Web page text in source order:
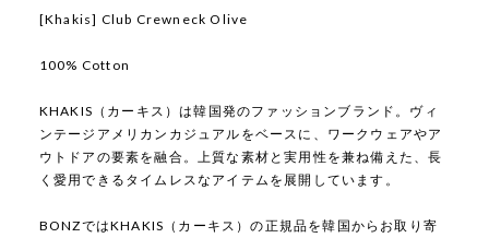
[Khakis] Club Crewneck Olive
100% Cotton
KHAKIS（カーキス）は韓国発のファッションブランド。ヴィ
ンテージアメリカンカジュアルをベースに、ワークウェアやア
ウトドアの要素を融合。上質な素材と実用性を兼ね備えた、長
く愛用できるタイムレスなアイテムを展開しています。
BONZではKHAKIS（カーキス）の正規品を韓国からお取り寄